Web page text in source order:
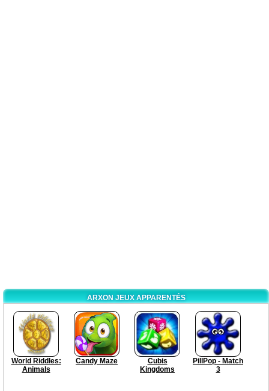
ARXON JEUX APPARENTÉS
World Riddles:
Animals
Candy Maze
Cubis
Kingdoms
PillPop - Match
3